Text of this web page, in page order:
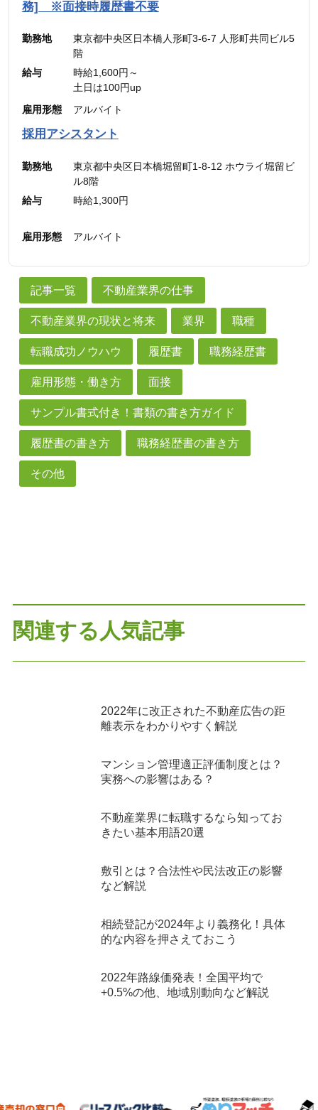
務] ※面接時履歴書不要
勤務地
東京都中央区日本橋人形町3-6-7 人形町共同ビル5
階
給与
時給1,600円～
土日は100円up
雇用形態
アルバイト
採用アシスタント
勤務地
東京都中央区日本橋堀留町1-8-12 ホウライ堀留ビ
ル8階
給与
時給1,300円
雇用形態 アルバイト
記事一覧 不動産業界の仕事
不動産業界の現状と将来 業界 職種
転職成功ノウハウ 履歴書 職務経歴書
雇用形態・働き方 面接
サンプル書式付き！書類の書き方ガイド
履歴書の書き方 職務経歴書の書き方
その他
関連する人気記事
2022年に改正された不動産広告の距
離表示をわかりやすく解説
マンション管理適正評価制度とは？
実務への影響はある？
不動産業界に転職するなら知ってお
きたい基本用語20選
敷引とは？合法性や民法改正の影響
など解説
相続登記が2024年より義務化！具体
的な内容を押さえておこう
2022年路線価発表！全国平均で
+0.5%の他、地域別動向など解説